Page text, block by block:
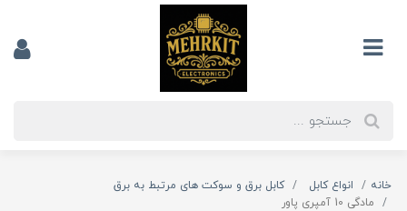
خانه انواع کابل
کابل برق و سوکت های مرتبط به برق
مادگی 10 آمپری پاور